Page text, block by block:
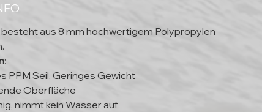
aus 8 mm hochwertigem Polypropylen
:
PPM Seil, Geringes Gewicht
Oberfläche
nimmt kein Wasser auf